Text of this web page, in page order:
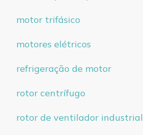
motor trifásico
motores elétricos
refrigeração de motor
rotor centrífugo
rotor de ventilador industrial